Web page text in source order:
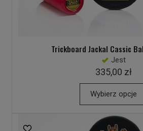
Trickboard Jackal Cassic
Jest
335,00 zł
Wybierz opcje